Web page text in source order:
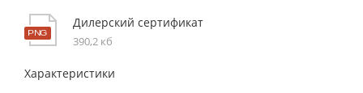
Дилерский сертификат
390,2 кб
Характеристики